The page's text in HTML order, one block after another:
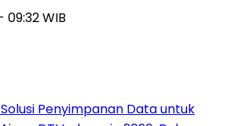
WIB
Penyimpanan Data untuk